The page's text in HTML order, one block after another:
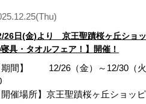
26日(金)より 京王聖蹟桜ヶ丘ショ
具・タオルフェア！】開催！
期間】 12/26（金）～12/30（火
開催場所】京王聖蹟桜ヶ丘ショッ